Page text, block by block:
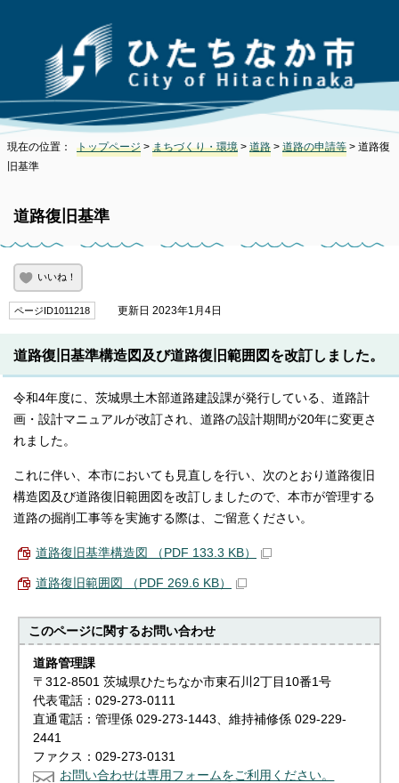
現在の位置： トップページ > まちづくり・環境 > 道路 > 道路の申請等 > 道路復
旧基準
道路復旧基準
いいね！
ページID1011218 更新日 2023年1月4日
道路復旧基準構造図及び道路復旧範囲図を改訂しました。
令和4年度に、茨城県土木部道路建設課が発行している、道路計
画・設計マニュアルが改訂され、道路の設計期間が20年に変更さ
れました。
これに伴い、本市においても見直しを行い、次のとおり道路復旧
構造図及び道路復旧範囲図を改訂しましたので、本市が管理する
道路の掘削工事等を実施する際は、ご留意ください。
道路復旧基準構造図 （PDF 133.3 KB）
道路復旧範囲図 （PDF 269.6 KB）
このページに関するお問い合わせ
道路管理課
〒312-8501 茨城県ひたちなか市東石川2丁目10番1号
代表電話：029-273-0111
直通電話：管理係 029-273-1443、維持補修係 029-229-
2441
ファクス：029-273-0131
お問い合わせは専用フォームをご利用ください。